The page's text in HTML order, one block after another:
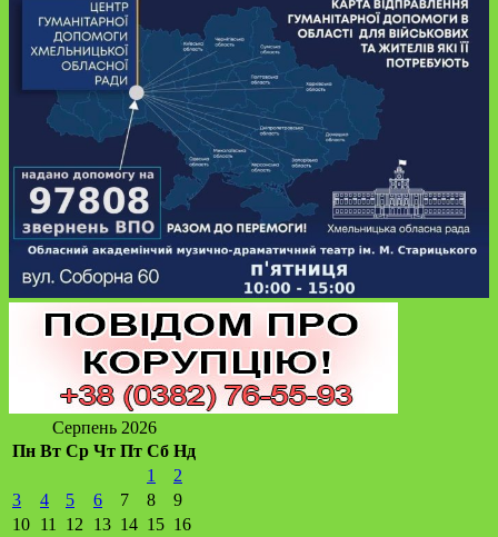
Серпень 2026
Пн Вт Ср Чт Пт Сб Нд
1
2
3
4 5 6 7 8
9
10 11 12 13 14 15 16